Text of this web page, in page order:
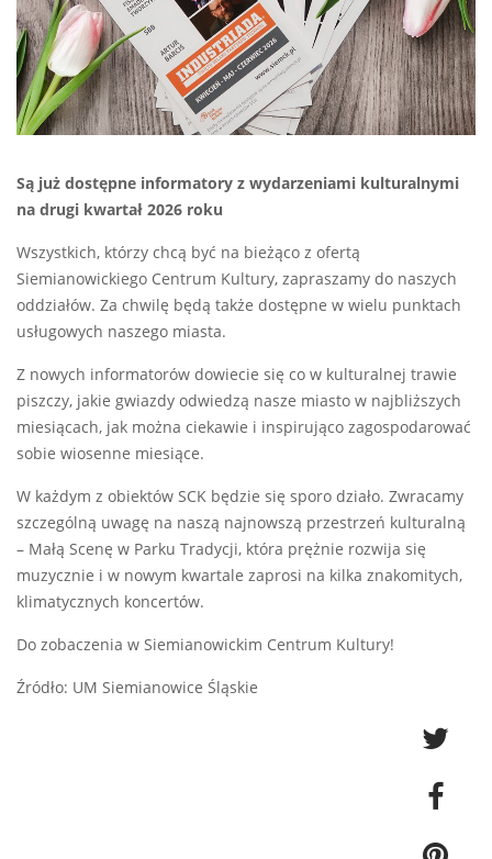
Są już dostępne informatory z wydarzeniami kulturalnymi
na drugi kwartał 2026 roku
Wszystkich, którzy chcą być na bieżąco z ofertą
Siemianowickiego Centrum Kultury, zapraszamy do naszych
oddziałów. Za chwilę będą także dostępne w wielu punktach
usługowych naszego miasta.
Z nowych informatorów dowiecie się co w kulturalnej trawie
piszczy, jakie gwiazdy odwiedzą nasze miasto w najbliższych
miesiącach, jak można ciekawie i inspirująco zagospodarować
sobie wiosenne miesiące.
W każdym z obiektów SCK będzie się sporo działo. Zwracamy
szczególną uwagę na naszą najnowszą przestrzeń kulturalną
– Małą Scenę w Parku Tradycji, która prężnie rozwija się
muzycznie i w nowym kwartale zaprosi na kilka znakomitych,
klimatycznych koncertów.
Do zobaczenia w Siemianowickim Centrum Kultury!
Źródło: UM Siemianowice Śląskie